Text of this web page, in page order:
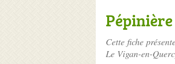
Cette fiche
Le Vigan-en-